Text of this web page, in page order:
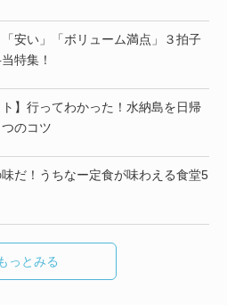
「安い」「ボリューム満点」３拍子
特集！
ト】行ってわかった！水納島を日帰
のコツ
だ！うちなー定食が味わえる食堂5
っとみる